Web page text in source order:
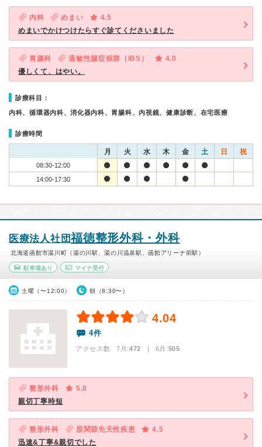
内科 めまい
4.5
めまいでかけつけたらすぐ診てくださいました
胃腸科 過敏性腸症候群（IBS）
4.0
優しくて、はやい。
診療科目：
内科、循環器内科、消化器内科、胃腸科、内視鏡、健康診断、在宅医療
診療時間
月 火 水 木 金 土 日 祝
08:30-12:00
14:00-17:30
医療法人社団福徳整形外科・外科
北海道函館市湯川町（湯の川駅、湯の川温泉駅、函館アリーナ前駅）
駐車場あり マイナ受付
土曜（〜12:00） 朝（8:30〜）
4.04
4件
アクセス数 7月:472 | 6月:505
整形外科
5.0
親切丁寧時短
整形外科 股関節先天性疾患
4.5
迅速&丁寧&親切でした